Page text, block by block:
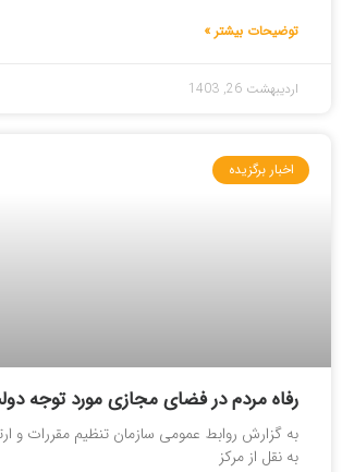
توضیحات بیشتر »
اردیبهشت 26, 1403
اخبار برگزیده
رفاه مردم در فضای مجازی مورد توجه
به گزارش روابط عمومی سازمان تنظیم مقررات و
به نقل از مرکز